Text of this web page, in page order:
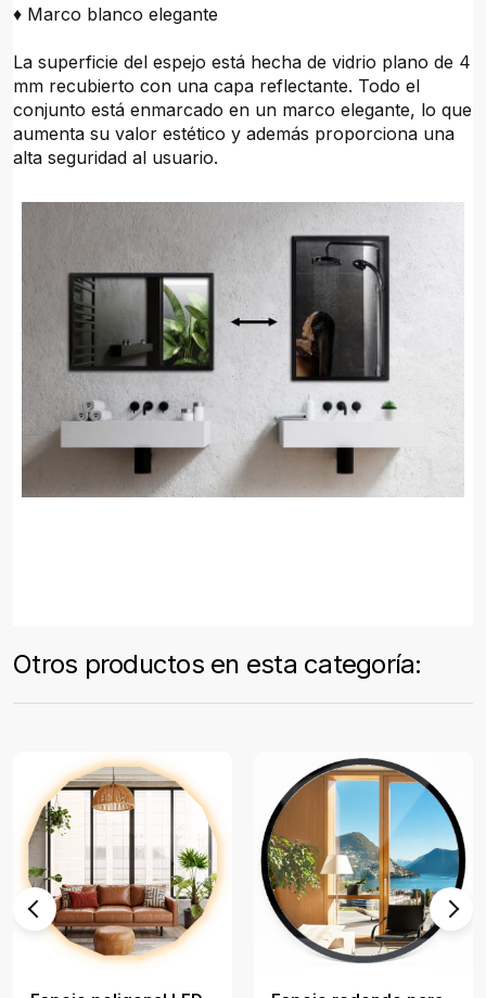
♦ Marco blanco elegante
La superficie del espejo está hecha de vidrio plano de 4
mm recubierto con una capa reflectante. Todo el
conjunto está enmarcado en un marco elegante, lo que
aumenta su valor estético y además proporciona una
alta seguridad al usuario.
Otros productos en esta categoría: